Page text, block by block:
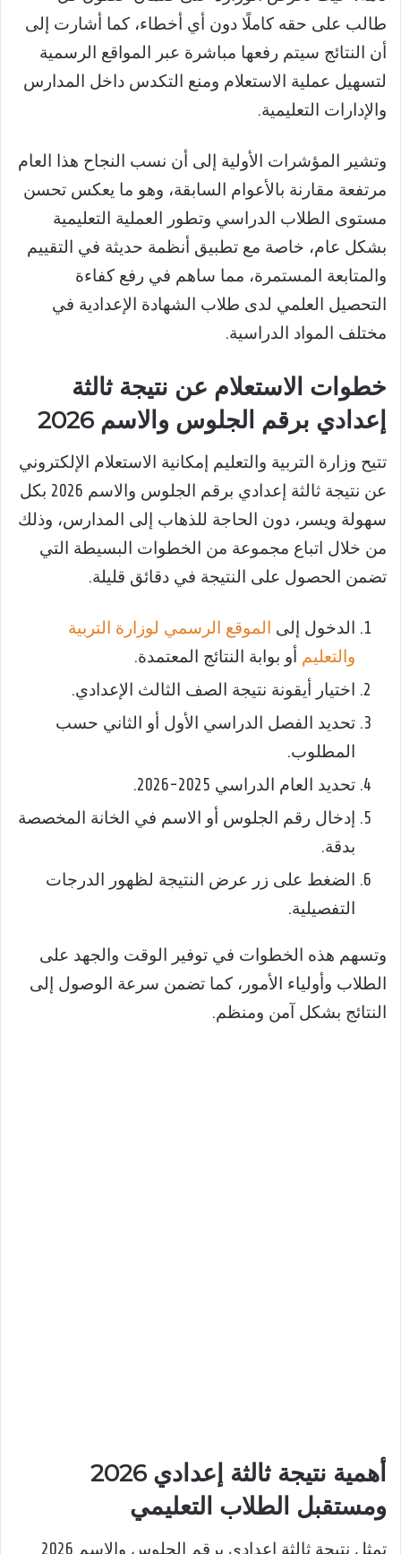
طالب على حقه كاملًا دون أي أخطاء، كما أشارت إلى
أن النتائج سيتم رفعها مباشرة عبر المواقع الرسمية
لتسهيل عملية الاستعلام ومنع التكدس داخل المدارس
والإدارات التعليمية.
وتشير المؤشرات الأولية إلى أن نسب النجاح هذا العام
مرتفعة مقارنة بالأعوام السابقة، وهو ما يعكس تحسن
مستوى الطلاب الدراسي وتطور العملية التعليمية
بشكل عام، خاصة مع تطبيق أنظمة حديثة في التقييم
والمتابعة المستمرة، مما ساهم في رفع كفاءة
التحصيل العلمي لدى طلاب الشهادة الإعدادية في
مختلف المواد الدراسية.
خطوات الاستعلام عن نتيجة ثالثة
إعدادي برقم الجلوس والاسم 2026
تتيح وزارة التربية والتعليم إمكانية الاستعلام الإلكتروني
عن نتيجة ثالثة إعدادي برقم الجلوس والاسم 2026 بكل
سهولة ويسر، دون الحاجة للذهاب إلى المدارس، وذلك
من خلال اتباع مجموعة من الخطوات البسيطة التي
تضمن الحصول على النتيجة في دقائق قليلة.
الدخول إلى الموقع الرسمي لوزارة التربية
والتعليم أو بوابة النتائج المعتمدة.
اختيار أيقونة نتيجة الصف الثالث الإعدادي.
تحديد الفصل الدراسي الأول أو الثاني حسب
المطلوب.
تحديد العام الدراسي 2025-2026.
إدخال رقم الجلوس أو الاسم في الخانة المخصصة
بدقة.
الضغط على زر عرض النتيجة لظهور الدرجات
التفصيلية.
وتسهم هذه الخطوات في توفير الوقت والجهد على
الطلاب وأولياء الأمور، كما تضمن سرعة الوصول إلى
النتائج بشكل آمن ومنظم.
أهمية نتيجة ثالثة إعدادي 2026
ومستقبل الطلاب التعليمي
تمثل نتيجة ثالثة إعدادي برقم الجلوس والاسم 2026